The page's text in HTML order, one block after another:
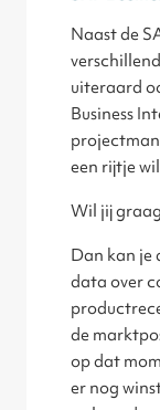
Naast de
uiteraard
Business
een rijtje
Wil jij
Dan kan je
data over
de
op dat
er nog